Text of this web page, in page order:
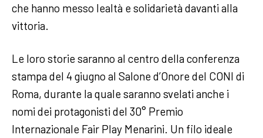
che hanno messo lealtà e solidarietà davanti alla
vittoria.
Le loro storie saranno al centro della conferenza
stampa del 4 giugno al Salone d’Onore del CONI di
Roma, durante la quale saranno svelati anche i
nomi dei protagonisti del 30° Premio
Internazionale Fair Play Menarini. Un filo ideale